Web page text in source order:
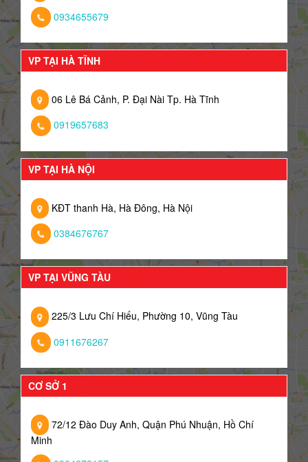
0934655679
VP TẠI HÀ TĨNH
06 Lê Bá Cảnh, P. Đại Nài Tp. Hà Tĩnh
0919657683
VP TẠI HÀ NỘI
KĐT thanh Hà, Hà Đông, Hà Nội
0384676767
VP TẠI VŨNG TÀU
225/3 Lưu Chí Hiếu, Phường 10, Vũng Tàu
0911676267
CƠ SỞ 1
72/12 Đào Duy Anh, Quận Phú Nhuận, Hồ Chí
Minh